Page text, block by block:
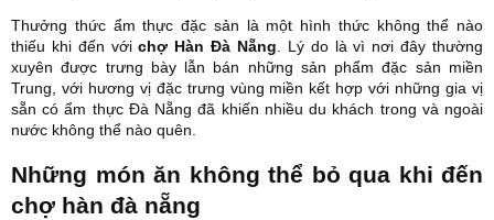
Thưởng thức ẩm thực đặc sản là một hình thức không thể nào
thiếu khi đến vớichợ Hàn Đà Nẵng . Lý do là vì nơi đây thường
xuyên được trưng bày lẫn bán những sản phẩm đặc sản miền
Trung, với hương vị đặc trưng vùng miền kết hợp với những gia vị
sẵn có ẩm thực Đà Nẵng đã khiến nhiều du khách trong và ngoài
nước không thể nào quên.
Những món ăn không thể bỏ qua khi đến
chợ hàn đà nẵng